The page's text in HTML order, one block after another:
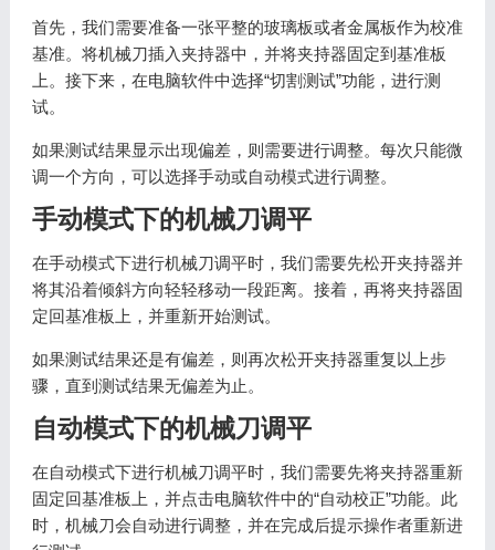
首先，我们需要准备一张平整的玻璃板或者金属板作为校准
基准。将机械刀插入夹持器中，并将夹持器固定到基准板
上。接下来，在电脑软件中选择“切割测试”功能，进行测
试。
如果测试结果显示出现偏差，则需要进行调整。每次只能微
调一个方向，可以选择手动或自动模式进行调整。
手动模式下的机械刀调平
在手动模式下进行机械刀调平时，我们需要先松开夹持器并
将其沿着倾斜方向轻轻移动一段距离。接着，再将夹持器固
定回基准板上，并重新开始测试。
如果测试结果还是有偏差，则再次松开夹持器重复以上步
骤，直到测试结果无偏差为止。
自动模式下的机械刀调平
在自动模式下进行机械刀调平时，我们需要先将夹持器重新
固定回基准板上，并点击电脑软件中的“自动校正”功能。此
时，机械刀会自动进行调整，并在完成后提示操作者重新进